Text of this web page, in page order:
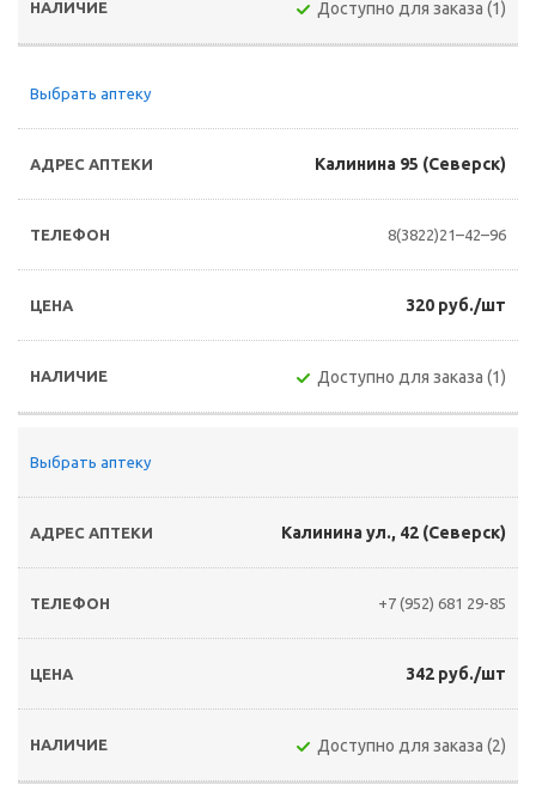
Доступно для заказа (1)
Выбрать аптеку
Калинина 95 (Северск)
8(3822)21–42–96
320 руб./шт
Доступно для заказа (1)
Выбрать аптеку
Калинина ул., 42 (Северск)
+7 (952) 681 29-85
342 руб./шт
Доступно для заказа (2)